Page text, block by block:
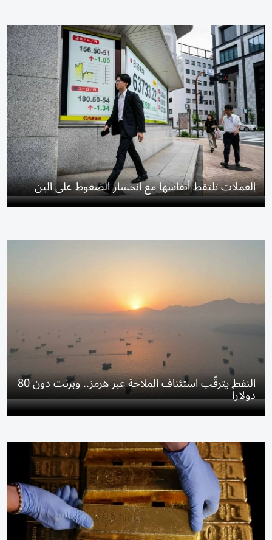
العملات تلتقط أنفاسها مع انحسار الضغوط على الين
النفط يترقّب استئناف الملاحة عبر هرمز.. وبرنت دون 80
دولاراً